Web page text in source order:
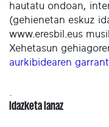
hautatu ondoan,
(gehienetan eskuz
www.eresbil.eus
Xehetasun
aurkibidearen
Idazketa lanaz